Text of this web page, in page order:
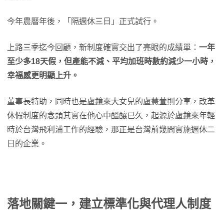
今年農曆年後，「隔週休三日」正式試行。
上路三季迄今回顧，新制度確實交出了亮眼的成績單： 一年
至少多18天假，但產能不減、平均加班時數約減少一小時，
幸福感更明顯上升。
董事長特助，同時也是盧鏡來大女兒的盧慧萱則分享，改革
休假制度的念頭其實在他心中醞釀已久，起源於盧鏡來年輕
時於台灣飛利浦工作的經驗，那正是台灣前幾間實施週休二
日的企業。
落地關鍵一，建立標準化與代理人制度